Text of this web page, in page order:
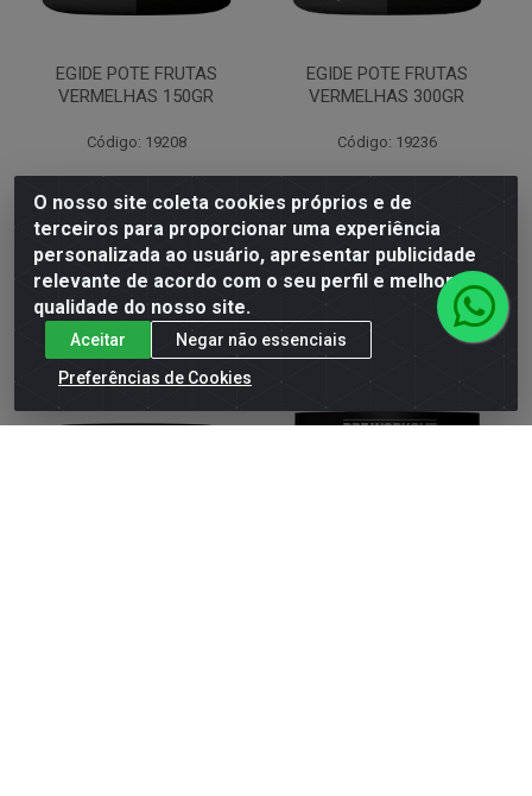
EGIDE POTE FRUTAS
VERMELHAS 150GR
Código: 19208
Faça seu login ou
cadastre-se para
ver preços e
comprar
EGIDE POTE FRUTAS
VERMELHAS 300GR
Código: 19236
Faça seu login ou
cadastre-se para
ver preços e
O nosso site coleta cookies próprios e de
terceiros para proporcionar uma experiência
personalizada ao usuário, apresentar publicidade
relevante de acordo com o seu perfil e melhorar a
qualidade do nosso site.
Aceitar
Negar não essenciais
Preferências de Cookies